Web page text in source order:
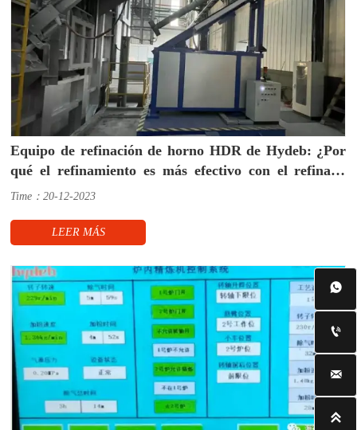
Equipo de refinación de horno HDR de Hydeb: ¿Por
qué el refinamiento es más efectivo con el refinado
con rotor giratorio dentro del horno?
Time：20-12-2023
LEER MÁS



